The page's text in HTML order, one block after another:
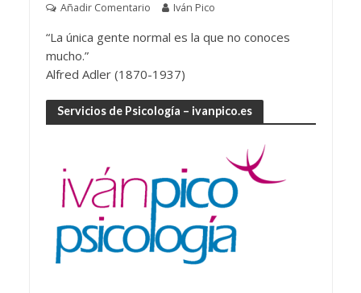
Añadir Comentario Iván Pico
“La única gente normal es la que no conoces
mucho.”
Alfred Adler (1870-1937)
Servicios de Psicología – ivanpico.es